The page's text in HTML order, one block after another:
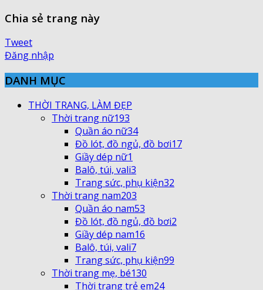
Chia sẻ trang này
Tweet
Đăng nhập
DANH MỤC
THỜI TRANG, LÀM ĐẸP
Thời trang nữ193
Quần áo nữ34
Đồ lót, đồ ngủ, đồ bơi17
Giầy dép nữ1
Balô, túi, vali3
Trang sức, phụ kiện32
Thời trang nam203
Quần áo nam53
Đồ lót, đồ ngủ, đồ bơi2
Giầy dép nam16
Balô, túi, vali7
Trang sức, phụ kiện99
Thời trang mẹ, bé130
Thời trang trẻ em24